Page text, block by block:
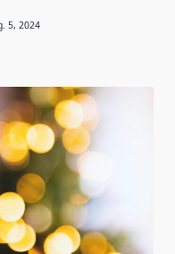
5, 2024